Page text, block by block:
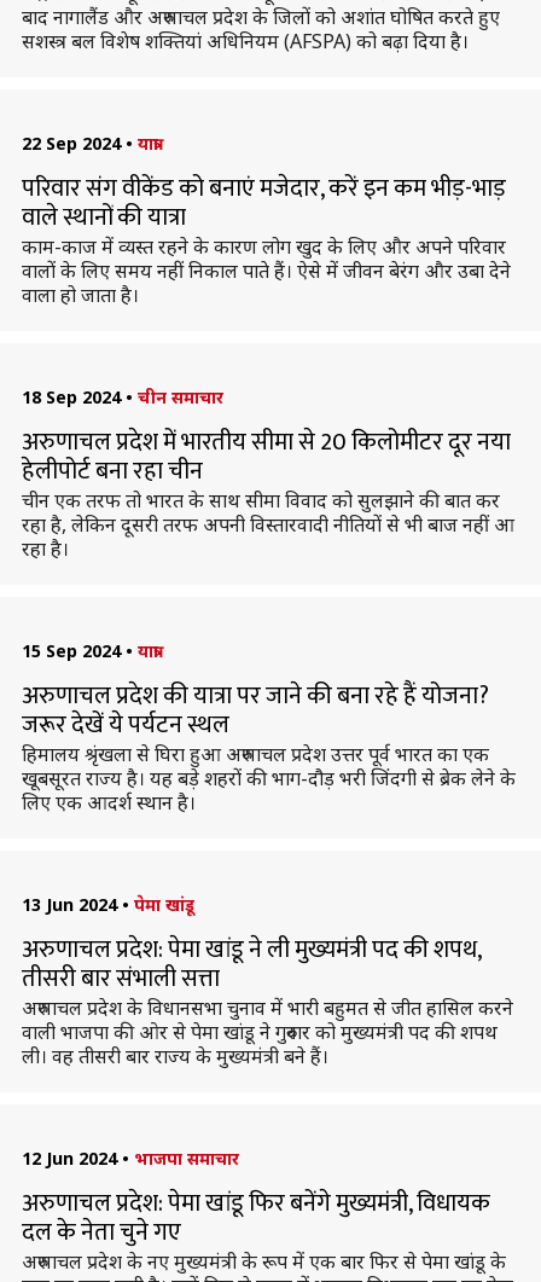
बाद नागालैंड और अरुणाचल प्रदेश के जिलों को अशांत घोषित करते हुए
सशस्त्र बल विशेष शक्तियां अधिनियम (AFSPA) को बढ़ा दिया है।
22 Sep 2024 • यात्रा
परिवार संग वीकेंड को बनाएं मजेदार, करें इन कम भीड़-भाड़
वाले स्थानों की यात्रा
काम-काज में व्यस्त रहने के कारण लोग खुद के लिए और अपने परिवार
वालों के लिए समय नहीं निकाल पाते हैं। ऐसे में जीवन बेरंग और उबा देने
वाला हो जाता है।
18 Sep 2024 • चीन समाचार
अरुणाचल प्रदेश में भारतीय सीमा से 20 किलोमीटर दूर नया
हेलीपोर्ट बना रहा चीन
चीन एक तरफ तो भारत के साथ सीमा विवाद को सुलझाने की बात कर
रहा है, लेकिन दूसरी तरफ अपनी विस्तारवादी नीतियों से भी बाज नहीं आ
रहा है।
15 Sep 2024 • यात्रा
अरुणाचल प्रदेश की यात्रा पर जाने की बना रहे हैं योजना?
जरूर देखें ये पर्यटन स्थल
हिमालय श्रृंखला से घिरा हुआ अरुणाचल प्रदेश उत्तर पूर्व भारत का एक
खूबसूरत राज्य है। यह बड़े शहरों की भाग-दौड़ भरी जिंदगी से ब्रेक लेने के
लिए एक आदर्श स्थान है।
13 Jun 2024 • पेमा खांडू
अरुणाचल प्रदेश: पेमा खांडू ने ली मुख्यमंत्री पद की शपथ,
तीसरी बार संभाली सत्ता
अरुणाचल प्रदेश के विधानसभा चुनाव में भारी बहुमत से जीत हासिल करने
वाली भाजपा की ओर से पेमा खांडू ने गुरुवार को मुख्यमंत्री पद की शपथ
ली। वह तीसरी बार राज्य के मुख्यमंत्री बने हैं।
12 Jun 2024 • भाजपा समाचार
अरुणाचल प्रदेश: पेमा खांडू फिर बनेंगे मुख्यमंत्री, विधायक
दल के नेता चुने गए
अरुणाचल प्रदेश के नए मुख्यमंत्री के रूप में एक बार फिर से पेमा खांडू के